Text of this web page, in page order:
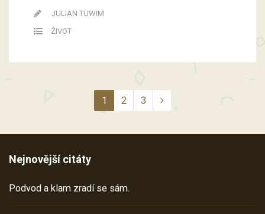
JULIAN TUWIM
ŽIVOT
1 2 3
Nejnovější citáty
Podvod a klam zradí se sám.